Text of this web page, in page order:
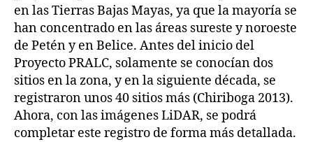
en las Tierras Bajas Mayas, ya que la mayoría se
han concentrado en las áreas sureste y noroeste
de Petén y en Belice. Antes del inicio del
Proyecto PRALC, solamente se conocían dos
sitios en la zona, y en la siguiente década, se
registraron unos 40 sitios más (Chiriboga 2013).
Ahora, con las imágenes LiDAR, se podrá
completar este registro de forma más detallada.